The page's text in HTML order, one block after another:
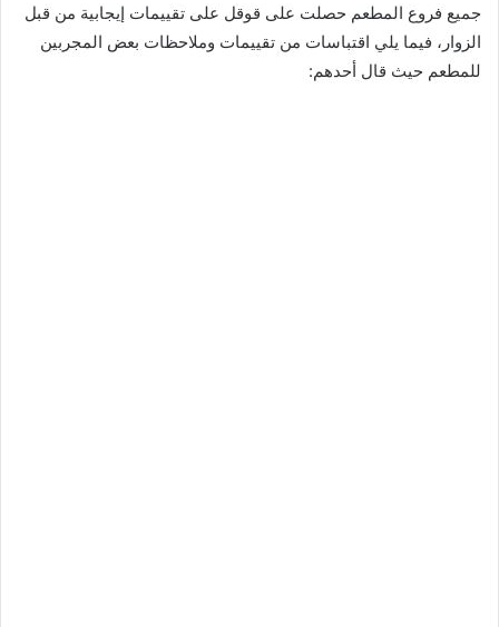
جميع فروع المطعم حصلت على قوقل على تقييمات إيجابية من قبل
الزوار، فيما يلي اقتباسات من تقييمات وملاحظات بعض المجربين
للمطعم حيث قال أحدهم: